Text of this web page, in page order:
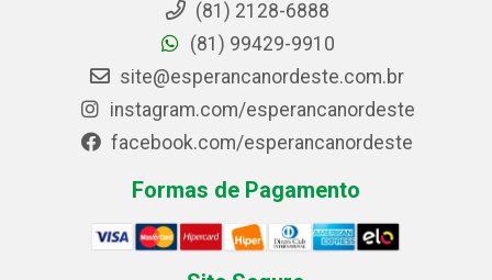
(81) 2128-6888
(81) 99429-9910
site@esperancanordeste.com.br
instagram.com/esperancanordeste
facebook.com/esperancanordeste
Formas de Pagamento